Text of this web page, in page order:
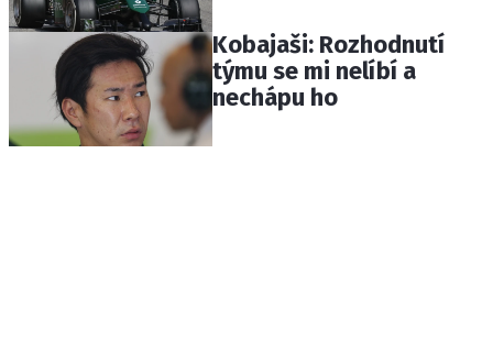
Kobajaši: Rozhodnutí
týmu se mi nelíbí a
nechápu ho